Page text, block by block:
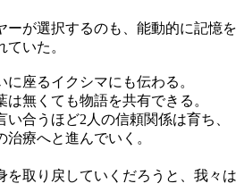
ーが選択するのも、能動的に記憶を
いた。
座るイクシマにも伝わる。
無くても物語を共有できる。
合うほど2人の信頼関係は育ち、
療へと進んでいく。
を取り戻していくだろうと、我々は